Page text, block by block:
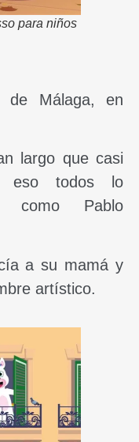
para niños
de Málaga, en
largo que casi
eso todos lo
como Pablo
a su mamá y
artístico.